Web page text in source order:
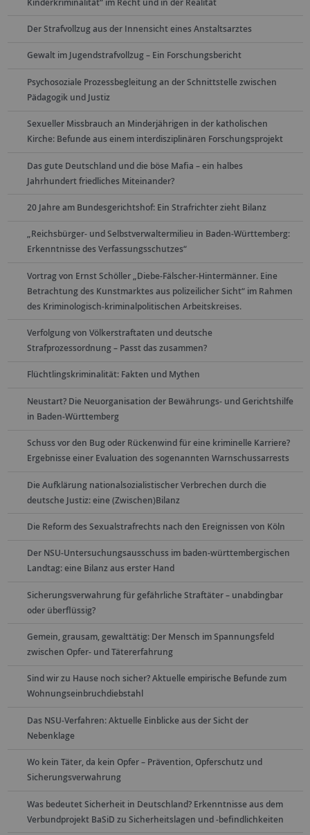
Der Strafvollzug aus der Innensicht eines Anstaltsarztes
Gewalt im Jugendstrafvollzug – Ein Forschungsbericht
Psychosoziale Prozessbegleitung an der Schnittstelle zwischen
Pädagogik und Justiz
Sexueller Missbrauch an Minderjährigen in der katholischen
Kirche: Befunde aus einem interdisziplinären Forschungsprojekt
Das gute Deutschland und die böse Mafia – ein halbes
Jahrhundert friedliches Miteinander?
20 Jahre am Bundesgerichtshof: Ein Strafrichter zieht Bilanz
„Reichsbürger- und Selbstverwaltermilieu in Baden-Württemberg:
Erkenntnisse des Verfassungsschutzes“
Vortrag von Ernst Schöller „Diebe-Fälscher-Hintermänner. Eine
Betrachtung des Kunstmarktes aus polizeilicher Sicht“ im Rahmen
des Kriminologisch-kriminalpolitischen Arbeitskreises.
Verfolgung von Völkerstraftaten und deutsche
Strafprozessordnung – Passt das zusammen?
Flüchtlingskriminalität: Fakten und Mythen
Neustart? Die Neuorganisation der Bewährungs- und Gerichtshilfe
in Baden-Württemberg
Schuss vor den Bug oder Rückenwind für eine kriminelle Karriere?
Ergebnisse einer Evaluation des sogenannten Warnschussarrests
Die Aufklärung nationalsozialistischer Verbrechen durch die
deutsche Justiz: eine (Zwischen)Bilanz
Die Reform des Sexualstrafrechts nach den Ereignissen von Köln
Der NSU-Untersuchungsausschuss im baden-württembergischen
Landtag: eine Bilanz aus erster Hand
Sicherungsverwahrung für gefährliche Straftäter – unabdingbar
oder überflüssig?
Gemein, grausam, gewalttätig: Der Mensch im Spannungsfeld
zwischen Opfer- und Tätererfahrung
Sind wir zu Hause noch sicher? Aktuelle empirische Befunde zum
Wohnungseinbruchdiebstahl
Das NSU-Verfahren: Aktuelle Einblicke aus der Sicht der
Nebenklage
Wo kein Täter, da kein Opfer – Prävention, Opferschutz und
Sicherungsverwahrung
Was bedeutet Sicherheit in Deutschland? Erkenntnisse aus dem
Verbundprojekt BaSiD zu Sicherheitslagen und -befindlichkeiten